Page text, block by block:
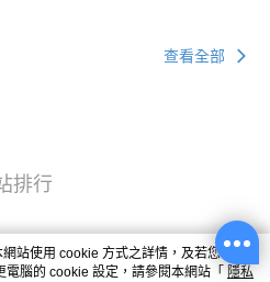
查看全部
排行
站使用 cookie 方式之詳情，及若您不希
腦的 cookie 設定，請參閱本網站「 隱私